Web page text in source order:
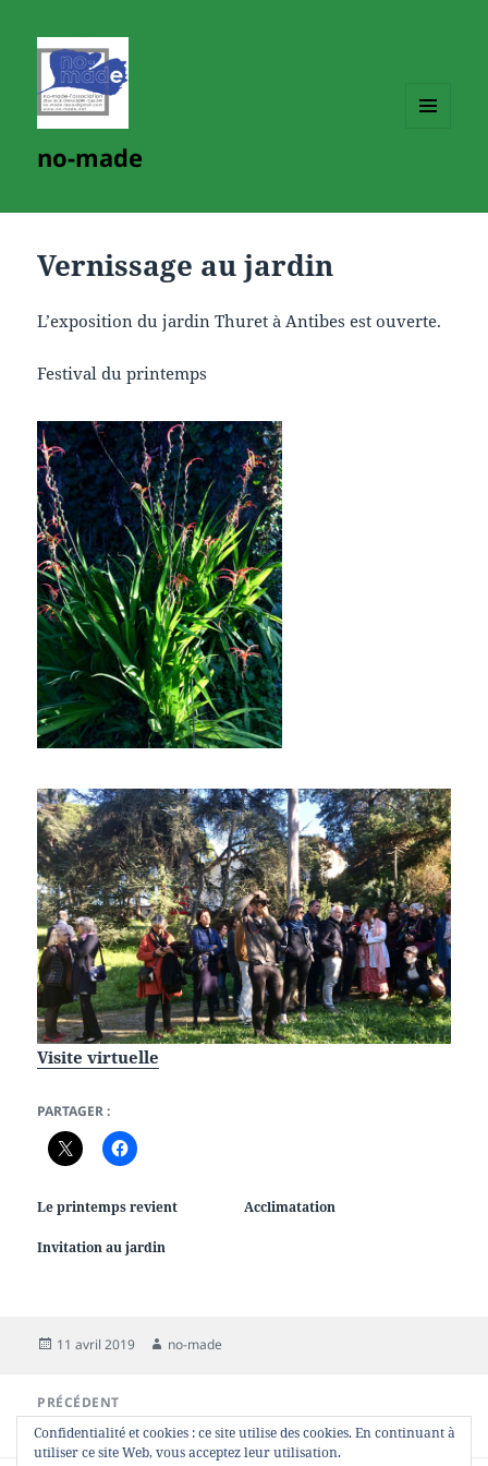
no-made
Vernissage au jardin
L’exposition du jardin Thuret à Antibes est ouverte.
Festival du printemps
Visite virtuelle
PARTAGER :
Le printemps revient Acclimatation
Invitation au jardin
Publié
11 avril 2019 Auteur
no-made
de
l’article
PRÉCÉDENT
Article
précédent :
Invitation au jardin
Confidentialité et cookies : ce site utilise des cookies. En continuant à
utiliser ce site Web, vous acceptez leur utilisation.